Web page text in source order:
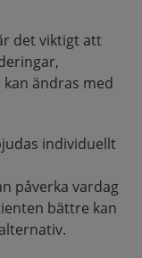
det viktigt att
ändras med
individuellt
påverka vardag
bättre kan